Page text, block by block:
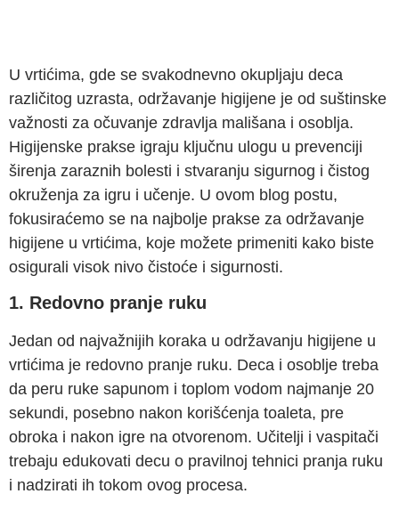
U vrtićima, gde se svakodnevno okupljaju deca
različitog uzrasta, održavanje higijene je od suštinske
važnosti za očuvanje zdravlja mališana i osoblja.
Higijenske prakse igraju ključnu ulogu u prevenciji
širenja zaraznih bolesti i stvaranju sigurnog i čistog
okruženja za igru i učenje. U ovom blog postu,
fokusiraćemo se na najbolje prakse za održavanje
higijene u vrtićima, koje možete primeniti kako biste
osigurali visok nivo čistoće i sigurnosti.
1. Redovno pranje ruku
Jedan od najvažnijih koraka u održavanju higijene u
vrtićima je redovno pranje ruku. Deca i osoblje treba
da peru ruke sapunom i toplom vodom najmanje 20
sekundi, posebno nakon korišćenja toaleta, pre
obroka i nakon igre na otvorenom. Učitelji i vaspitači
trebaju edukovati decu o pravilnoj tehnici pranja ruku
i nadzirati ih tokom ovog procesa.